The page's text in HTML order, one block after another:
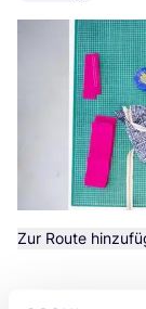
Zur Route